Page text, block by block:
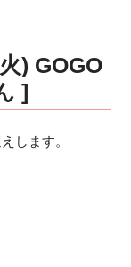
) GOGO
]
します。